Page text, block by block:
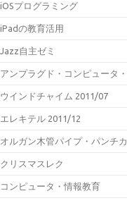
iOSプログラミング
iPadの教育活用
Jazz自主ゼミ
アンプラグド・コンピュータ
ウインドチャイム 2011/07
エレキテル 2011/12
オルガン木管パイプ・パンチ
クリスマスレク
コンピュータ・情報教育